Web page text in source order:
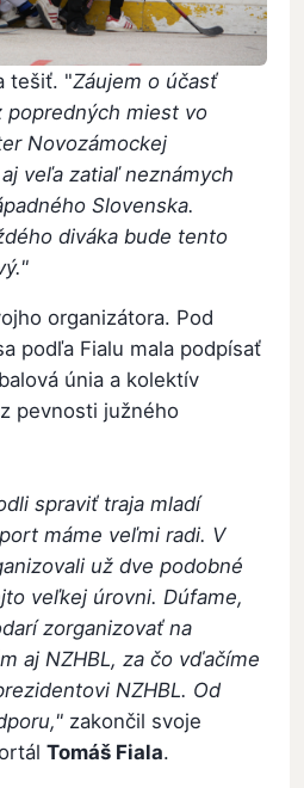
tešiť. "Záujem o účasť
popredných miest vo
Novozámockej
veľa zatiaľ neznámych
Slovenska.
diváka bude tento
organizátora. Pod
podľa Fialu mala podpísať
únia a kolektív
pevnosti južného
spraviť traja mladí
máme veľmi radi. V
už dve podobné
veľkej úrovni. Dúfame,
zorganizovať na
aj NZHBL, za čo vďačíme
NZHBL. Od
zakončil svoje
Tomáš Fiala.